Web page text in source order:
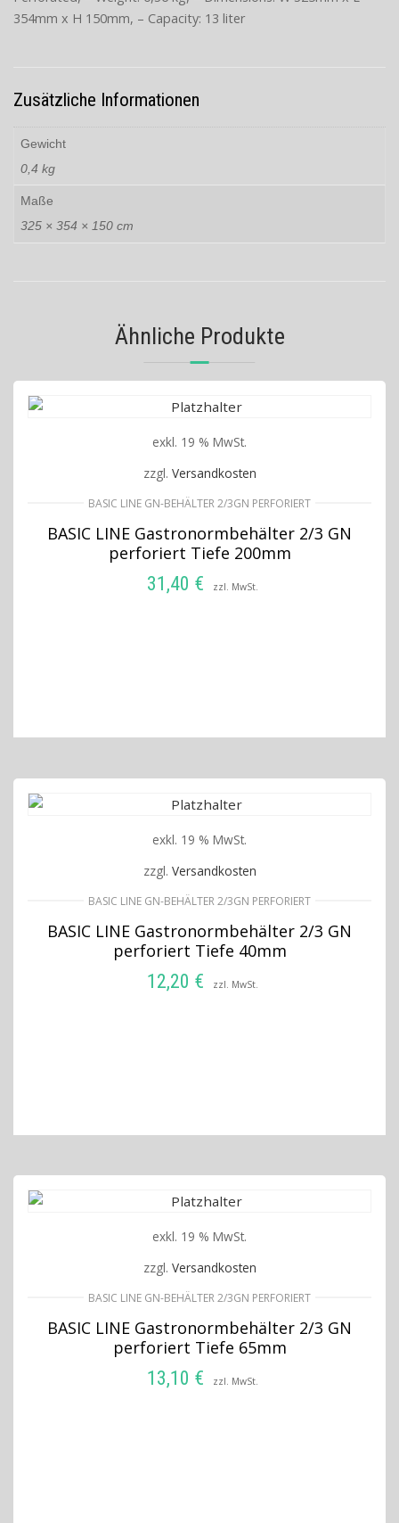
354mm x H 150mm, – Capacity: 13 liter
Zusätzliche Informationen
Gewicht
0,4 kg
Maße
325 × 354 × 150 cm
Ähnliche Produkte
exkl. 19 % MwSt.
zzgl. Versandkosten
BASIC LINE GN-BEHÄLTER 2/3GN PERFORIERT
BASIC LINE Gastronormbehälter 2/3 GN
perforiert Tiefe 200mm
31,40 € zzl. MwSt.
exkl. 19 % MwSt.
zzgl. Versandkosten
BASIC LINE GN-BEHÄLTER 2/3GN PERFORIERT
BASIC LINE Gastronormbehälter 2/3 GN
perforiert Tiefe 40mm
12,20 € zzl. MwSt.
exkl. 19 % MwSt.
zzgl. Versandkosten
BASIC LINE GN-BEHÄLTER 2/3GN PERFORIERT
BASIC LINE Gastronormbehälter 2/3 GN
perforiert Tiefe 65mm
13,10 € zzl. MwSt.